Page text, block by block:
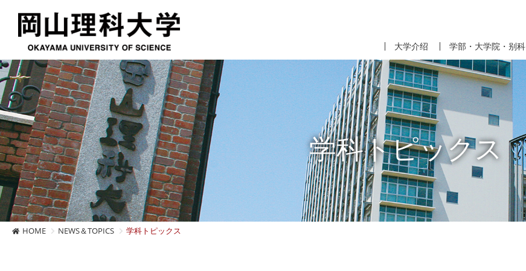
大学介绍 学部・大学院・别科
学科トピックス
HOME NEWS＆TOPICS 学科トピックス